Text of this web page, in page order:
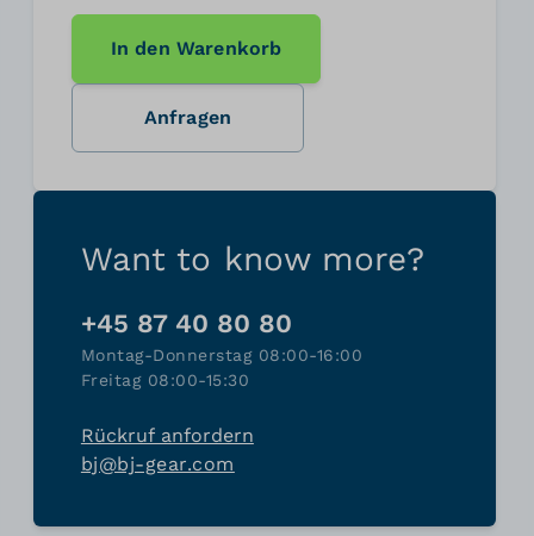
In den Warenkorb
Anfragen
Want to know more?
+45 87 40 80 80
Montag-Donnerstag 08:00-16:00
Freitag 08:00-15:30
Rückruf anfordern
bj@bj-gear.com